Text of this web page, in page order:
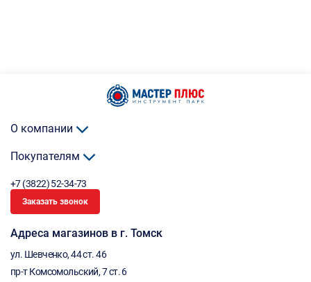
О компании
Покупателям
+7 (3822) 52-34-73
Заказать звонок
Адреса магазинов в г. Томск
ул. Шевченко, 44 ст. 46
пр-т Комсомольский, 7 ст. 6